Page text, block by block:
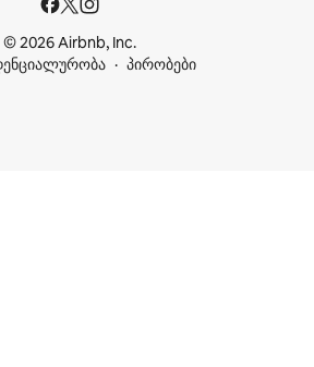
© 2026 Airbnb, Inc.
პირობები